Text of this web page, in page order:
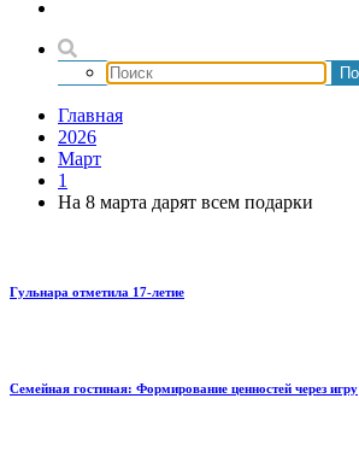
Главная
2026
Март
1
На 8 марта дарят всем подарки
Гульнара отметила 17‑летие
Семейная гостиная: Формирование ценностей через игру